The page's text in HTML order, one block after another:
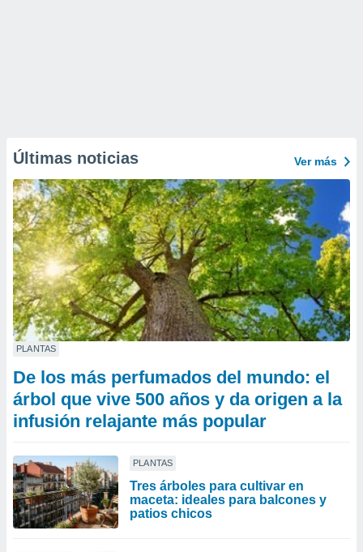
Últimas noticias Ver más
PLANTAS
De los más perfumados del mundo: el
árbol que vive 500 años y da origen a la
infusión relajante más popular
PLANTAS
Tres árboles para cultivar en
maceta: ideales para balcones y
patios chicos